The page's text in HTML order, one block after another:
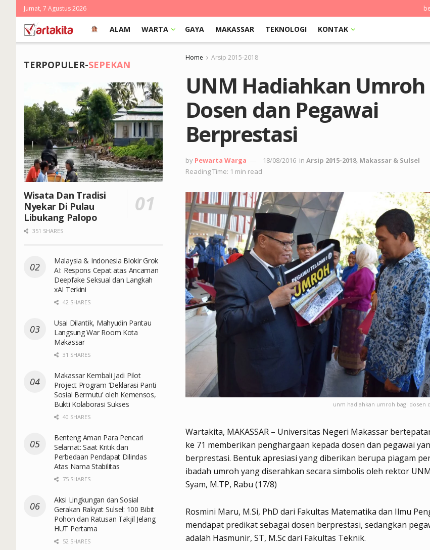
Jumat, 7 Agustus 2026
ALAM WARTA GAYA MAKASSAR TEKNOLOGI KONTAK
Home Arsip 2015-2018
UNM Hadiahkan Umroh
Dosen dan Pegawai
Berprestasi
by Pewarta Warga 18/08/2016 in Arsip 2015-2018, Makassar & Sulsel
Reading Time: 1 min read
unm hadiahkan umroh bagi dosen
Wartakita, MAKASSAR – Universitas Negeri Makassar
ke 71 memberikan penghargaan kepada dosen dan pegawai
berprestasi. Bentuk apresiasi yang diberikan berupa piagam
ibadah umroh yang diserahkan secara simbolis oleh rektor
Syam, M.TP, Rabu (17/8)
Rosmini Maru, M.Si, PhD dari Fakultas Matematika dan Ilmu
mendapat predikat sebagai dosen berprestasi, sedangkan
adalah Hasmunir, ST, M.Sc dari Fakultas Teknik.
TERPOPULER-SEPEKAN
Wisata Dan Tradisi
Nyekar Di Pulau
Libukang Palopo
351 SHARES
Malaysia & Indonesia Blokir Grok
AI: Respons Cepat atas Ancaman
Deepfake Seksual dan Langkah
xAI Terkini
42 SHARES
Usai Dilantik, Mahyudin Pantau
Langsung War Room Kota
Makassar
31 SHARES
Makassar Kembali Jadi Pilot
Project Program ‘Deklarasi Panti
Sosial Bermutu’ oleh Kemensos,
Bukti Kolaborasi Sukses
40 SHARES
Benteng Aman Para Pencari
Selamat: Saat Kritik dan
Perbedaan Pendapat Dilindas
Atas Nama Stabilitas
75 SHARES
Aksi Lingkungan dan Sosial
Gerakan Rakyat Sulsel: 100 Bibit
Pohon dan Ratusan Takjil Jelang
HUT Pertama
52 SHARES